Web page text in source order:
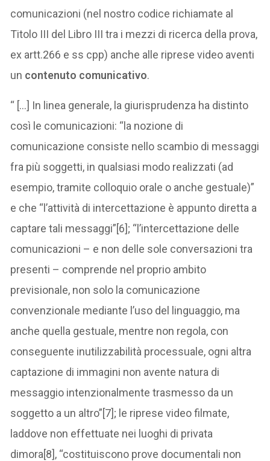
comunicazioni (nel nostro codice richiamate al
Titolo III del Libro III tra i mezzi di ricerca della prova,
ex artt.266 e ss cpp) anche alle riprese video aventi
un contenuto comunicativo.
“ […] In linea generale, la giurisprudenza ha distinto
così le comunicazioni: “la nozione di
comunicazione consiste nello scambio di messaggi
fra più soggetti, in qualsiasi modo realizzati (ad
esempio, tramite colloquio orale o anche gestuale)”
e che “l’attività di intercettazione è appunto diretta a
captare tali messaggi”[6]; “l’intercettazione delle
comunicazioni – e non delle sole conversazioni tra
presenti – comprende nel proprio ambito
previsionale, non solo la comunicazione
convenzionale mediante l’uso del linguaggio, ma
anche quella gestuale, mentre non regola, con
conseguente inutilizzabilità processuale, ogni altra
captazione di immagini non avente natura di
messaggio intenzionalmente trasmesso da un
soggetto a un altro”[7]; le riprese video filmate,
laddove non effettuate nei luoghi di privata
dimora[8], “costituiscono prove documentali non